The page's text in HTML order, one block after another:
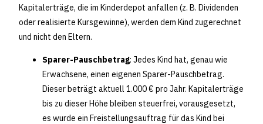
Kapitalerträge, die im Kinderdepot anfallen (z. B. Dividenden
oder realisierte Kursgewinne), werden dem Kind zugerechnet
und nicht den Eltern.
Sparer-Pauschbetrag: Jedes Kind hat, genau wie
Erwachsene, einen eigenen Sparer-Pauschbetrag.
Dieser beträgt aktuell 1.000 € pro Jahr. Kapitalerträge
bis zu dieser Höhe bleiben steuerfrei, vorausgesetzt,
es wurde ein Freistellungsauftrag für das Kind bei